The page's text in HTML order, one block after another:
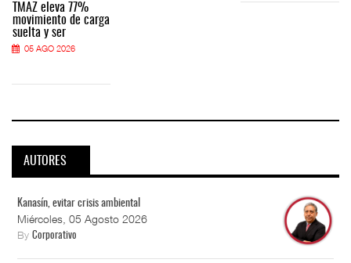
TMAZ eleva 77%
movimiento de carga
suelta y ser
05 AGO 2026
AUTORES
Kanasín, evitar crisis ambiental
Miércoles, 05 Agosto 2026
By Corporativo